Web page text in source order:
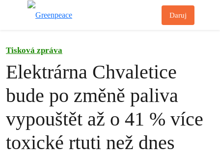
Daruj
Tisková zpráva
Elektrárna Chvaletice
bude po změně paliva
vypouštět až o 41 % více
toxické rtuti než dnes